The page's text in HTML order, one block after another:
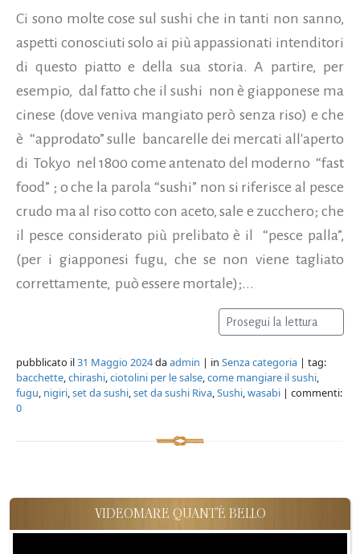
Ci sono molte cose sul sushi che in tanti non sanno,
aspetti conosciuti solo ai più appassionati intenditori
di questo piatto e della sua storia. A partire, per
esempio, dal fatto che il sushi non è giapponese ma
cinese (dove veniva mangiato però senza riso) e che
è “approdato” sulle bancarelle dei mercati all'aperto
di Tokyo nel 1800 come antenato del moderno “fast
food” ; o che la parola “sushi” non si riferisce al pesce
crudo ma al riso cotto con aceto, sale e zucchero; che
il pesce considerato più prelibato è il “pesce palla”,
(per i giapponesi fugu, che se non viene tagliato
correttamente, può essere mortale);...
Prosegui la lettura
pubblicato il31 Maggio 2024daadmin | in Senza categoria | tag:
bacchette,chirashi,ciotolini per le salse,come mangiare il sushi,
fugu, nigiri,set da sushi,set da sushi Riva,Sushi,wasabi | commenti:
0
VIDEOMARE QUANT'È BELLO